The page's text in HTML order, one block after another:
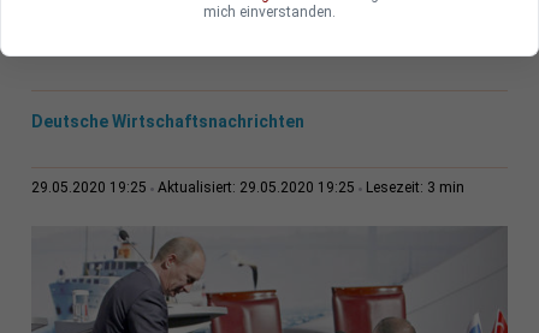
Deutsche Wirtschaftsnachrichten
29.05.2020 19:25 Aktualisiert: 29.05.2020 19:25 Lesezeit: 3 min
mich einverstanden.